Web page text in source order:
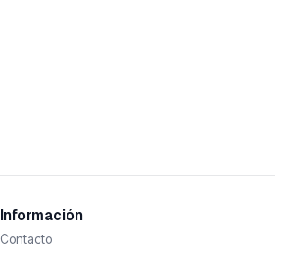
Información
Contacto